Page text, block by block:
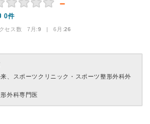
－
0件
セス数 7月:9 | 6月:26
来、スポーツクリニック・スポーツ整形外科外
外科専門医